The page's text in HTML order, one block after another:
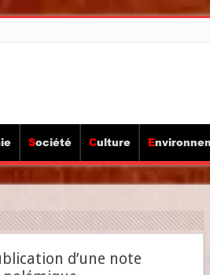
Société Culture
d’une note